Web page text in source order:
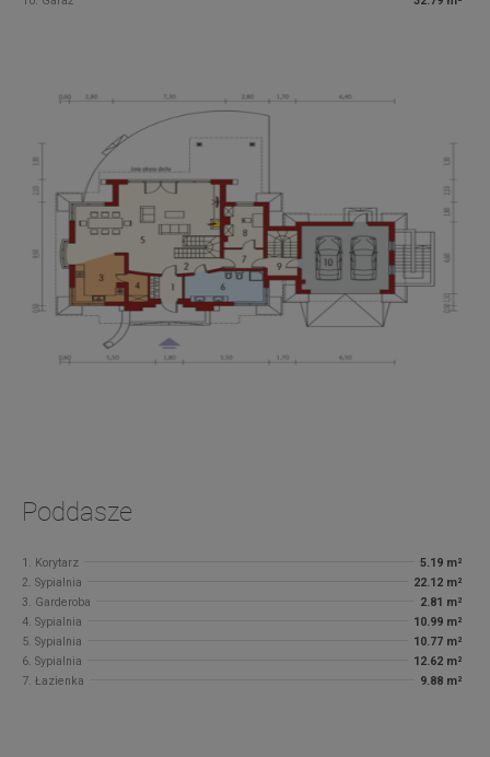
Poddasze
1. Korytarz
5.19 m²
2. Sypialnia
22.12 m²
3. Garderoba
2.81 m²
4. Sypialnia
10.99 m²
5. Sypialnia
10.77 m²
6. Sypialnia
12.62 m²
7. Łazienka
9.88 m²